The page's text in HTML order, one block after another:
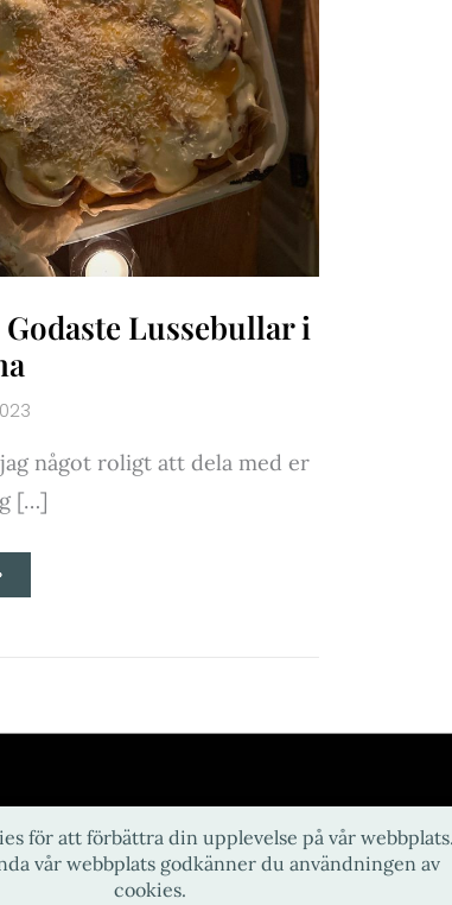
Lussebullar i
något roligt att dela med er
[…]
© 2026 Susannes Skafferi
HEM